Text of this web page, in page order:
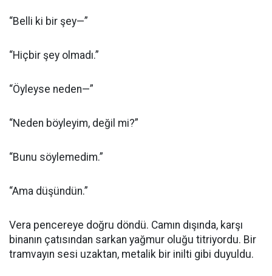
“Belli ki bir şey—”
“Hiçbir şey olmadı.”
“Öyleyse neden—”
“Neden böyleyim, değil mi?”
“Bunu söylemedim.”
“Ama düşündün.”
Vera pencereye doğru döndü. Camın dışında, karşı
binanın çatısından sarkan yağmur oluğu titriyordu. Bir
tramvayın sesi uzaktan, metalik bir inilti gibi duyuldu.